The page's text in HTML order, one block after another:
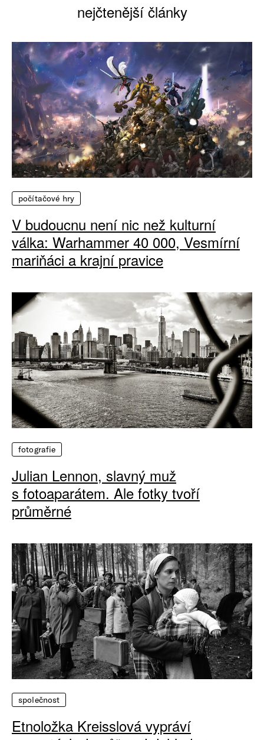
nejčtenější články
počítačové hry
V budoucnu není nic než kulturní
válka: Warhammer 40 000, Vesmírní
mariňáci a krajní pravice
fotografie
Julian Lennon, slavný muž
s fotoaparátem. Ale fotky tvoří
průměrné
společnost
Etnoložka Kreisslová vypráví